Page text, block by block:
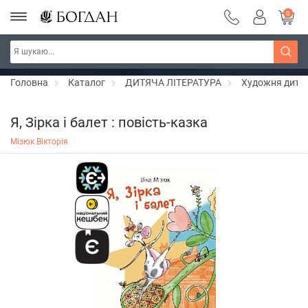
Серія "Вандербікери" ~ знижка 25%
0
Головна Каталог ДИТЯЧА ЛІТЕРАТУРА Художня
Я, Зірка і балет : повість-казка
Мізюк Вікторія